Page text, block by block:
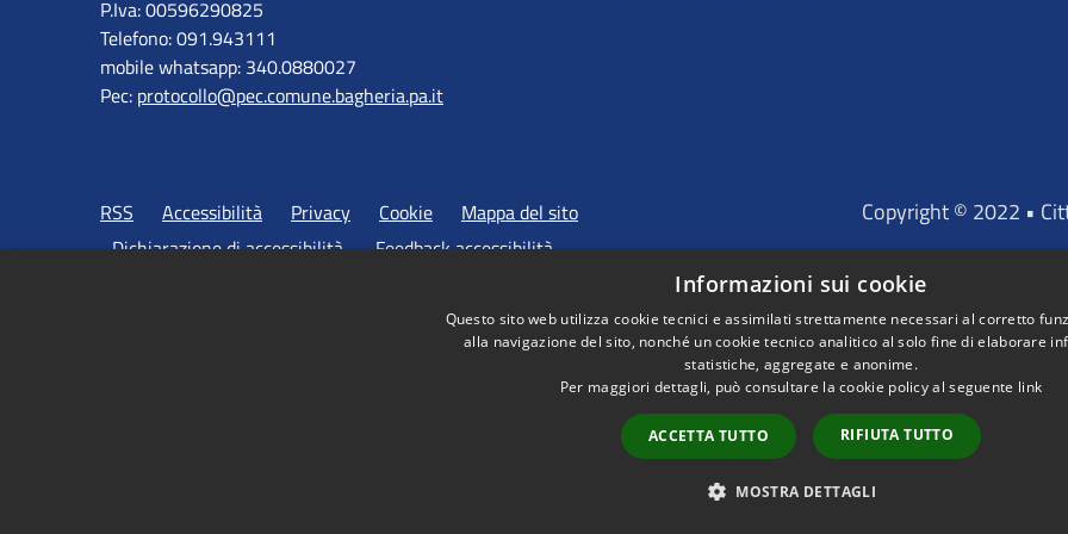
P.Iva: 00596290825
Telefono: 091.943111
mobile whatsapp: 340.0880027
Pec: protocollo@pec.comune.bagheria.pa.it
RSS Accessibilità Privacy Cookie
Mappa del sito
Dichiarazione di accessibilità
Feedback accessibilità
Copyright © 2022 •
"Portale
D'INVESTIMENTO
Informazioni sui cookie
Questo sito web utilizza cookie tecnici e assimilati strettamente necessari al corretto
alla navigazione del sito, nonché un cookie tecnico analitico al solo fine di elaborare
statistiche, aggregate e anonime.
Per maggiori dettagli, può consultare la cookie policy al seguente link
ACCETTA TUTTO RIFIUTA TUTTO
MOSTRA DETTAGLI